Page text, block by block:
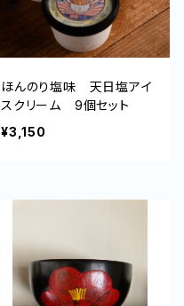
ほんのり塩味 天日塩アイ
スクリーム 9個セット
¥3,150